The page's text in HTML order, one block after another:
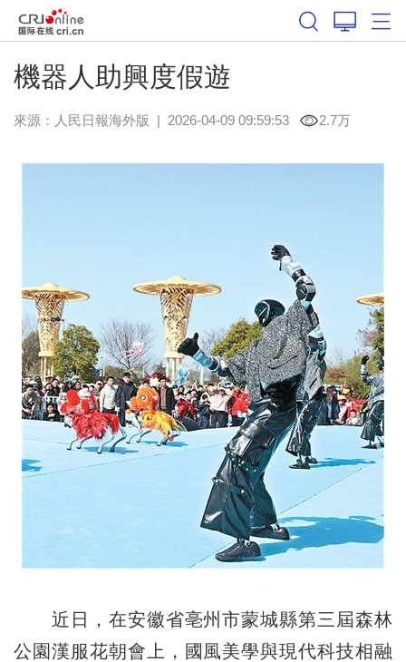
機器人助興度假遊
來源： 人民日報海外版 | 2026-04-09 09:59:53 2.7万
近日，在安徽省亳州市蒙城縣第三屆森林
公園漢服花朝會上，國風美學與現代科技相融